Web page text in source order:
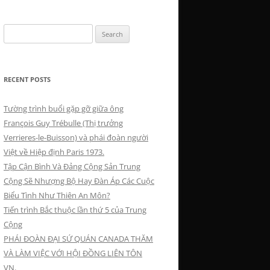
for:
RECENT POSTS
Tường trình buổi gặp gỡ giữa ông
François Guy Trébulle (Thị trưởng
Verrieres-le-Buisson) và phái đoàn người
Việt về Hiệp định Paris 1973.
Tập Cận Bình Và Đảng Cộng Sản Trung
Cộng Sẽ Nhượng Bộ Hay Đàn Áp Các Cuộc
Biểu Tình Như Thiên An Môn?
Tiến trình Bắc thuộc lần thứ 5 của Trung
Cộng
PHÁI ĐOÀN ĐẠI SỨ QUÁN CANADA THĂM
VÀ LÀM VIỆC VỚI HỘI ĐỒNG LIÊN TÔN
VN.